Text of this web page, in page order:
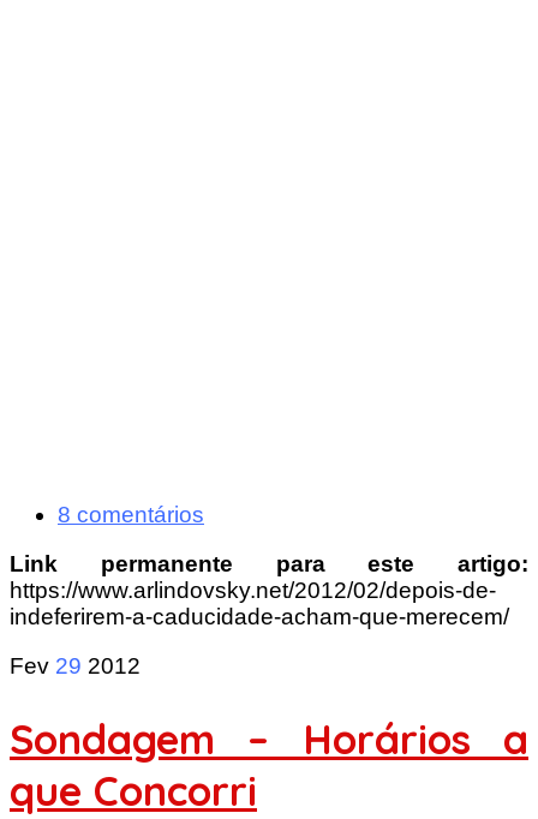
8 comentários
Link permanente para este artigo:
https://www.arlindovsky.net/2012/02/depois-de-
indeferirem-a-caducidade-acham-que-merecem/
Fev 29 2012
Sondagem – Horários a
que Concorri